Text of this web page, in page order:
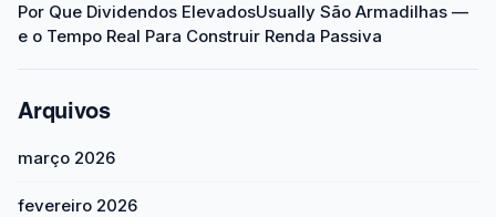
Por Que Dividendos ElevadosUsually São Armadilhas —
e o Tempo Real Para Construir Renda Passiva
Arquivos
março 2026
fevereiro 2026